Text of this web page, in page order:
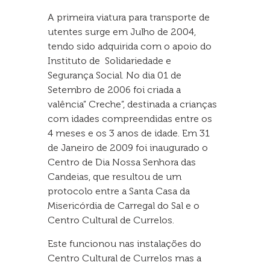
A primeira viatura para transporte de
utentes surge em Julho de 2004,
tendo sido adquirida com o apoio do
Instituto de Solidariedade e
Segurança Social. No dia 01 de
Setembro de 2006 foi criada a
valência” Creche”, destinada a crianças
com idades compreendidas entre os
4 meses e os 3 anos de idade. Em 31
de Janeiro de 2009 foi inaugurado o
Centro de Dia Nossa Senhora das
Candeias, que resultou de um
protocolo entre a Santa Casa da
Misericórdia de Carregal do Sal e o
Centro Cultural de Currelos.
Este funcionou nas instalações do
Centro Cultural de Currelos mas a